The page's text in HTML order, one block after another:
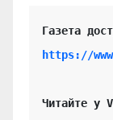
https://
Читайте у